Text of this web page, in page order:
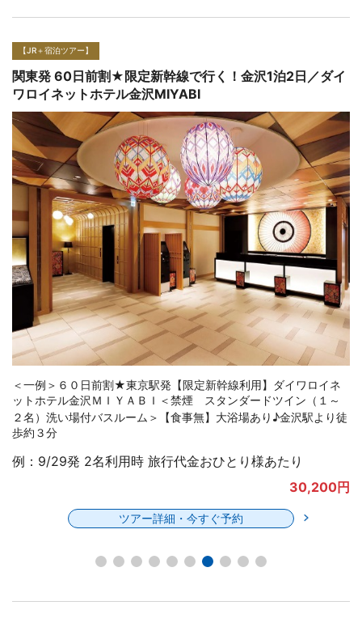
【JR＋宿泊ツアー】
関東発 60日前割★限定新幹線で行く！金沢1泊2日／ザ・
スクエアホテル金沢
＜一例＞６０日前割★東京駅発【限定新幹線利用】ザ・スクエア
ホテル金沢＜禁煙 スーペリアツイン（２名）バス・トイレ別◇
洗い場付バスルーム＞【食事無】サウナ付大浴場あり♪近江町市場
すぐ近く
例：9/29発 2名利用時 旅行代金おひとり様あたり
27,300円
ツアー詳細・今すぐ予約